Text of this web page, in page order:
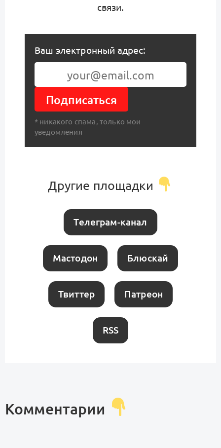
связи.
Ваш электронный адрес:
Подписаться
* никакого спама, только мои
уведомления
Другие площадки
Телеграм-канал
Мастодон Блюскай
Твиттер Патреон
RSS
Комментарии